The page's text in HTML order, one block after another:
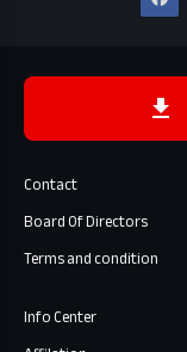
Contact
Board Of Directors
Terms and condition
Info Center